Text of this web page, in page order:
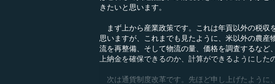
きたいと思います。
まず上から産業政策です。これは年貢以外の税収
思いますが、これまでも見たように、米以外の農産
流を再整備、そして物流の量、価格を調査するなど
上納金を確保できるのか、計算ができるようにした
次は通貨制度改革です。先ほど申し上げたように